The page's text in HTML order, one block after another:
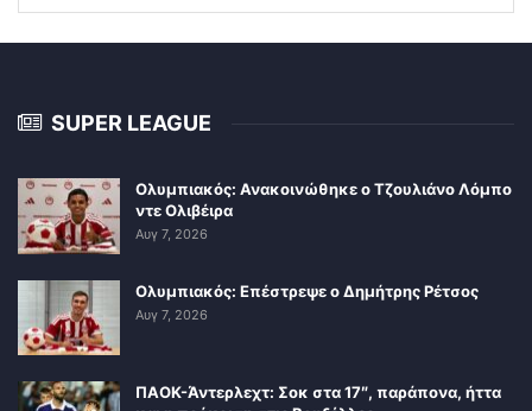
SUPER LEAGUE
Ολυμπιακός: Ανακοινώθηκε ο Τζουλιάνο Λόμπο
ντε Ολιβέιρα
Αυγ 7, 2026
Ολυμπιακός: Επέστρεψε ο Δημήτρης Ρέτσος
Αυγ 7, 2026
ΠΑΟΚ-Άντερλεχτ: Σοκ στα 17″, παράπονα, ήττα